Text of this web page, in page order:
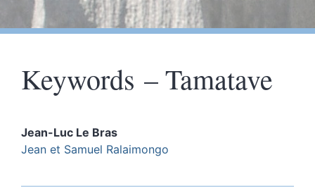
Keywords – Tamatave
Jean-Luc Le Bras
Jean et Samuel Ralaimongo